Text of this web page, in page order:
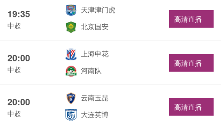
19:35
中超
天津津门虎
北京国安
高清直播
20:00
中超
上海申花
河南队
高清直播
20:00
中超
云南玉昆
大连英博
高清直播